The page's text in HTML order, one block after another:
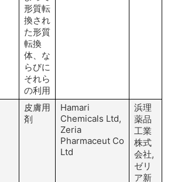
形質転
換され
た形質
転換
体、な
らびに
それら
の利用
皮膚用
剤
Hamari
Chemicals Ltd,
Zeria
Pharmaceut Co
Ltd
浜理
薬品
工業
株式
会社,
ゼリ
ア新